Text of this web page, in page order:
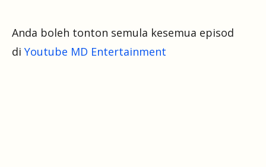
Anda boleh tonton semula kesemua episod
di Youtube MD Entertainment